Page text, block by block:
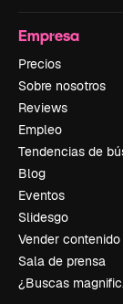
Empresa
Precios
Sobre nosotros
Reviews
Empleo
Tendencias de
Blog
Eventos
Slidesgo
Vender contenido
Sala de prensa
¿Buscas